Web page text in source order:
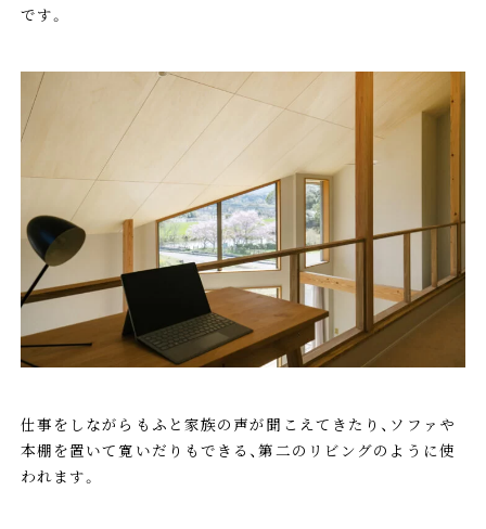
です。
仕事をしながらもふと家族の声が聞こえてきたり、ソファや
本棚を置いて寛いだりもできる、第二のリビングのように使
われます。